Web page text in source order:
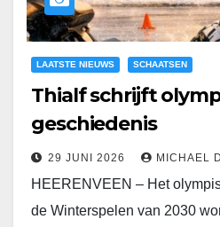
LAATSTE NIEUWS SCHAATSEN
Thialf schrijft
geschiedenis
29 JUNI 2026 MICHAEL
HEERENVEEN – Het
de Winterspelen van 2030